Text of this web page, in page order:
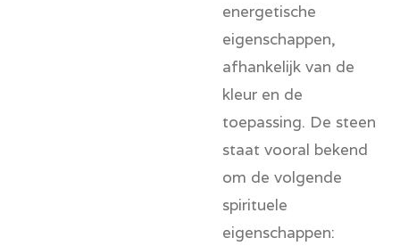
energetische
eigenschappen,
afhankelijk van de
kleur en de
toepassing. De steen
staat vooral bekend
om de volgende
spirituele
eigenschappen: